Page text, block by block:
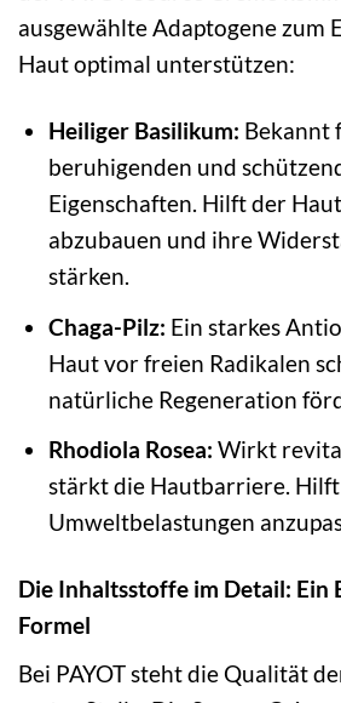
ausgewählte Adaptogene zum
Haut optimal unterstützen:
Heiliger Basilikum: Bekannt
beruhigenden und
Eigenschaften. Hilft der
abzubauen und ihre
stärken.
Chaga-Pilz: Ein starkes
Haut vor freien Radikalen
natürliche Regeneration
Rhodiola Rosea: Wirkt
stärkt die Hautbarriere. Hilft
Umweltbelastungen
Die Inhaltsstoffe im Detail: Ein
Formel
Bei PAYOT steht die Qualität